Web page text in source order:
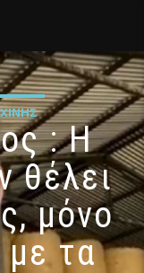
: Η
θέλει
μόνο
με τα